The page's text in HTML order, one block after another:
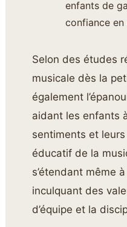
enfants de
confiance en
Selon des études
musicale dès la
également
aidant les enfants
sentiments et leurs
éducatif de la
s’étendant même
inculquant des
d’équipe et la